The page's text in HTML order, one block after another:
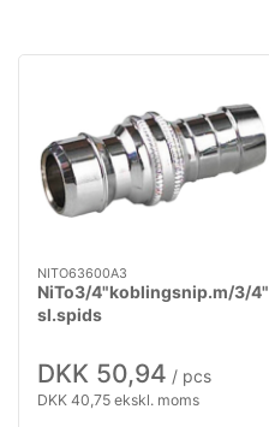
NITO63600A3
NiTo3/4"koblingsnip.m/3/4"
sl.spids
DKK 50,94 / pcs
DKK 40,75 ekskl. moms